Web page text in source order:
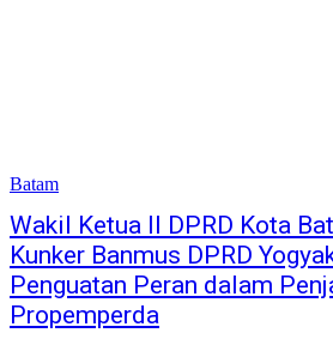
Batam
Wakil Ketua II DPRD Kota
Kunker Banmus DPRD
Penguatan Peran dalam
Propemperda